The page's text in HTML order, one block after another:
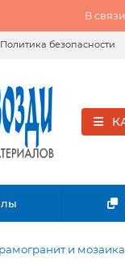
В
Политика безопасности
и мозаика